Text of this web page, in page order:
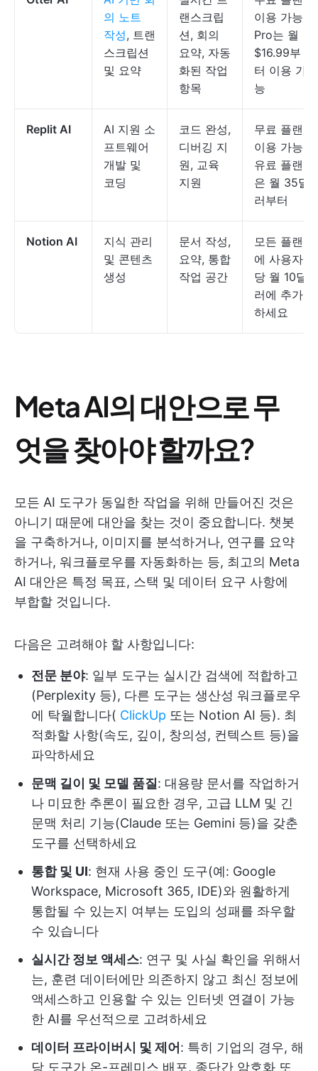
의 노트
작성, 트랜
스크립션
및 요약
랜스크립
션, 회의
요약, 자동
화된 작업
항목
이용 가능,
Pro는 월
$16.99부
터 이용 가
능
Replit AI
AI 지원 소
프트웨어
개발 및
코딩
코드 완성,
디버깅 지
원, 교육
지원
무료 플랜
이용 가능,
유료 플랜
은 월 35달
러부터
Notion AI
지식 관리
및 콘텐츠
생성
문서 작성,
요약, 통합
작업 공간
모든 플랜
에 사용자
당 월 10달
러에 추가
하세요
Meta AI의 대안으로 무
엇을 찾아야 할까요?
모든 AI 도구가 동일한 작업을 위해 만들어진 것은
아니기 때문에 대안을 찾는 것이 중요합니다. 챗봇
을 구축하거나, 이미지를 분석하거나, 연구를 요약
하거나, 워크플로우를 자동화하는 등, 최고의 Meta
AI 대안은 특정 목표, 스택 및 데이터 요구 사항에
부합할 것입니다.
다음은 고려해야 할 사항입니다:
전문 분야: 일부 도구는 실시간 검색에 적합하고
(Perplexity 등), 다른 도구는 생산성 워크플로우
에 탁월합니다( ClickUp 또는 Notion AI 등). 최
적화할 사항(속도, 깊이, 창의성, 컨텍스트 등)을
파악하세요
문맥 길이 및 모델 품질 : 대용량 문서를 작업하거
나 미묘한 추론이 필요한 경우, 고급 LLM 및 긴
문맥 처리 기능(Claude 또는 Gemini 등)을 갖춘
도구를 선택하세요
통합 및 UI: 현재 사용 중인 도구(예: Google
Workspace, Microsoft 365, IDE)와 원활하게
통합될 수 있는지 여부는 도입의 성패를 좌우할
수 있습니다
실시간 정보 액세스: 연구 및 사실 확인을 위해서
는, 훈련 데이터에만 의존하지 않고 최신 정보에
액세스하고 인용할 수 있는 인터넷 연결이 가능
한 AI를 우선적으로 고려하세요
데이터 프라이버시 및 제어 : 특히 기업의 경우, 해
당 도구가 온-프레미스 배포, 종단간 암호화 또